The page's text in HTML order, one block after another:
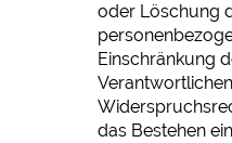
oder Löschung
Einschränkung
das Bestehen